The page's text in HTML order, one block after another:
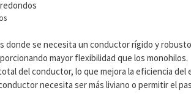
donde se necesita un conductor rígido y
mayor flexibilidad que los monohilos.
del conductor, lo que mejora la eficiencia del
necesita ser más liviano o permitir el